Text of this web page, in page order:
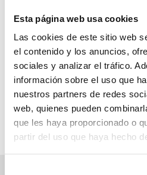
Esta página web usa cookies
Las cookies de este sitio web
el contenido y los anuncios,
sociales y analizar el tráfico.
información sobre el uso que
nuestros partners de redes
web, quienes pueden
que les haya proporcionado o
partir del uso que haya hecho
físico favorece la aparición de
conviene prestar especial
deportistas, así como seguir una
prevenir estas lesiones.
LEER MÁS